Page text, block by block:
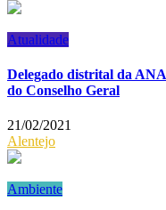
Atualidade
Delegado distrital da
do Conselho Geral
21/02/2021
Alentejo
Ambiente